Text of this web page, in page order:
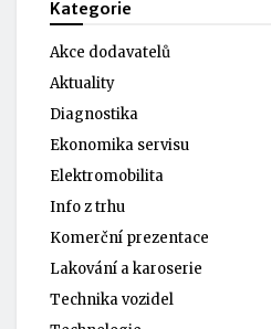
Kategorie
Akce dodavatelů
Aktuality
Diagnostika
Ekonomika servisu
Elektromobilita
Info z trhu
Komerční prezentace
Lakování a karoserie
Technika vozidel